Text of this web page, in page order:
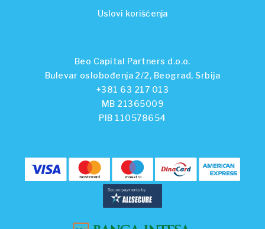
Uslovi korišćenja
Beo Capital Partners d.o.o.
Bulevar oslobođenja 2/2, Beograd, Srbija
+381 63 217 013
MB 21365009
PIB 110578654